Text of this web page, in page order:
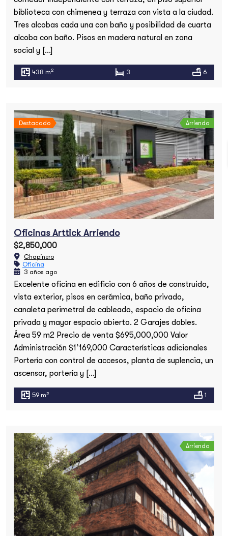
biblioteca con chimenea y terraza con vista a la ciudad.
Tres alcobas cada una con baño y posibilidad de cuarta
alcoba con baño. Pisos en madera natural en zona
social y […]
438 m2 3 6
Destacado Arriendo
Oficinas Arttick Arriendo
$2,850,000
Chapinero
Oficina
3 años ago
Excelente oficina en edificio con 6 años de construido,
vista exterior, pisos en cerámica, baño privado,
canaleta perimetral de cableado, espacio de oficina
privada y mayor espacio abierto. 2 Garajes dobles.
Área 59 m2 Precio de venta $695,000,000 Valor
Administración $1’169,000 Características adicionales
Portería con control de accesos, planta de suplencia, un
ascensor, portería y […]
59 m2 1
Arriendo